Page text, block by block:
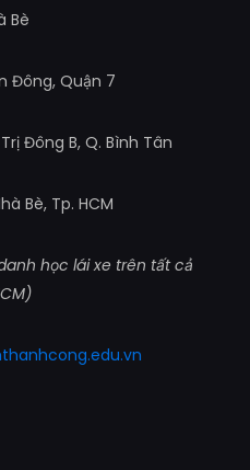
Bè
Đông, Quận 7
Đông B, Q. Bình Tân
Bè, Tp. HCM
học lái xe trên tất cả